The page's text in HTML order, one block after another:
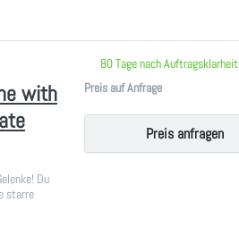
Bewertungen vor.
with
Du
starre
80 Tage nach Auftragsklarheit
Preis auf Anfrage
Preis anfragen